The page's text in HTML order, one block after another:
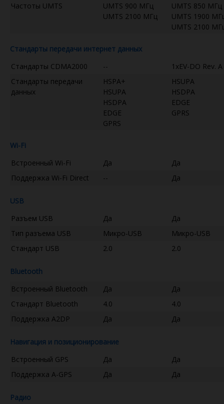
Частоты UMTS
UMTS 900 МГц
UMTS 2100 МГц
UMTS 850 МГц
UMTS 1900
UMTS 2100
Стандарты передачи интернет данных
Стандарты CDMA2000
--
1xEV-DO Rev. A
Стандарты передачи
данных
HSPA+
HSUPA
HSDPA
EDGE
GPRS
HSUPA
HSDPA
EDGE
GPRS
Wi-Fi
Встроенный Wi-Fi
Да
Да
Поддержка Wi-Fi Direct
-- Да
USB
Разъем USB
Да
Да
Тип разъема USB
Микро-USB
Микро-USB
Стандарт USB
2.0 2.0
Bluetooth
Встроенный Bluetooth
Да
Да
Стандарт Bluetooth
4.0
4.0
Поддержка A2DP
Да Да
Навигация и позиционирование
Встроенный GPS
Да
Да
Поддержка A-GPS
Да Да
Радио